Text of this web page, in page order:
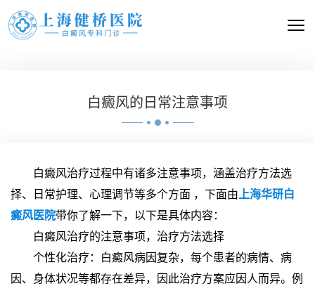
白癜风的日常注意事项
白癜风治疗过程中有诸多注意事项，涵盖治疗方法选
择、日常护理、心理调节等多个方面 ，下面由 上海华研白
癜风医院带你了解一下，以下是具体内容：
白癜风治疗的注意事项，治疗方法选择
个性化治疗：白癜风病因复杂，每个患者的病情、病
因、身体状况等都存在差异，因此治疗方案应因人而异。例